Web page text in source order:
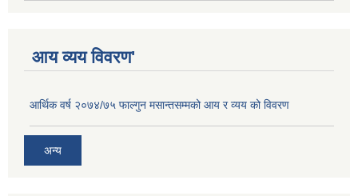
आय व्यय विवरण'
आर्थिक वर्ष २०७४/७५ फाल्गुन मसान्तसम्मको आय र व्यय को विवरण
अन्य